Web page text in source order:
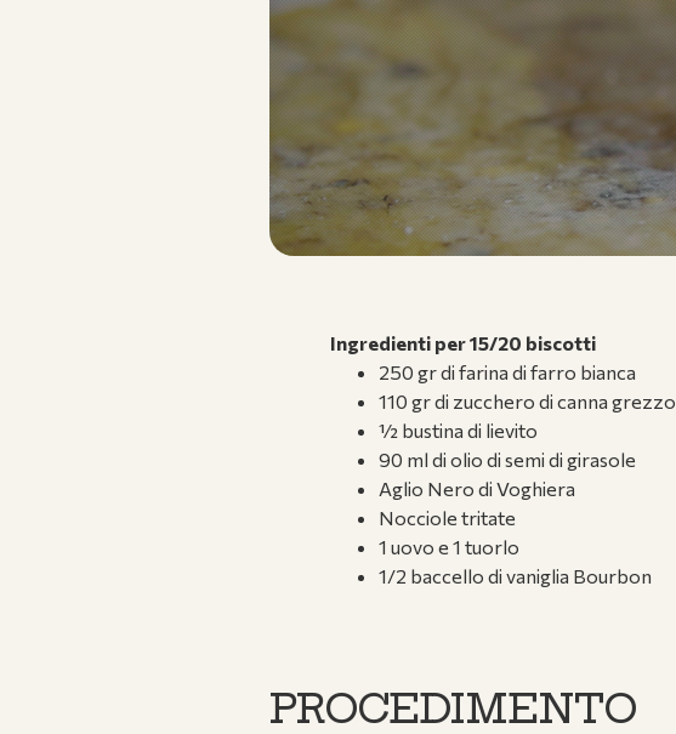
Ingredienti per 15/20 biscotti
250 gr di farina di farro bianca
110 gr di zucchero di canna grezzo
½ bustina di lievito
90 ml di olio di semi di girasole
Aglio Nero di Voghiera
Nocciole tritate
1 uovo e 1 tuorlo
1/2 baccello di vaniglia Bourbon
PROCEDIMENTO